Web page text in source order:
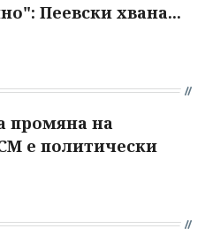
Пеевски хвана...
промяна на
е политически